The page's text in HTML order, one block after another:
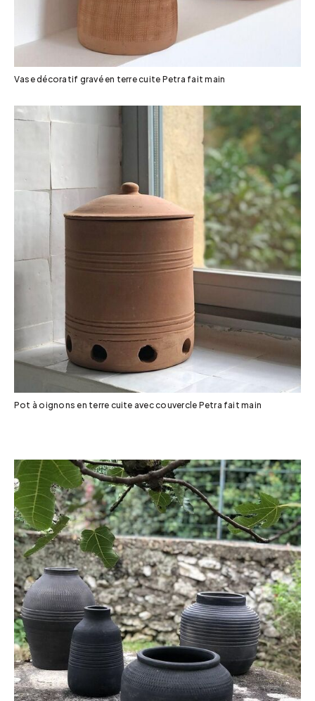
Vase décoratif gravé en terre cuite Petra fait main
Pot à oignons en terre cuite avec couvercle Petra fait main